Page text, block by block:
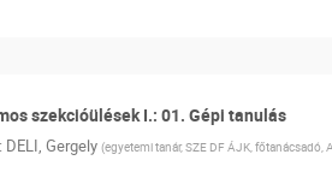
szekcióülések I.: 01. Gépi tanulás
: DELI, Gergely (egyetemi tanár, SZE DF ÁJK,